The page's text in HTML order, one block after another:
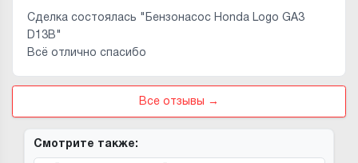
Сделка состоялась "Бензонасос Honda Logo GA3
D13B"
Всё отлично спасибо
Все отзывы →
Смотрите также: